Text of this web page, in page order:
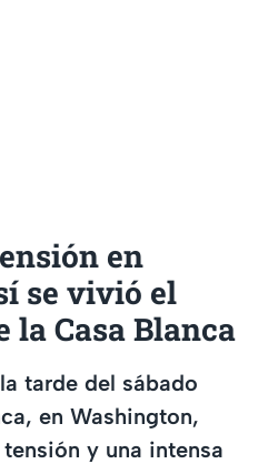
en
se vivió el
la Casa Blanca
tarde del sábado
en Washington,
y una intensa